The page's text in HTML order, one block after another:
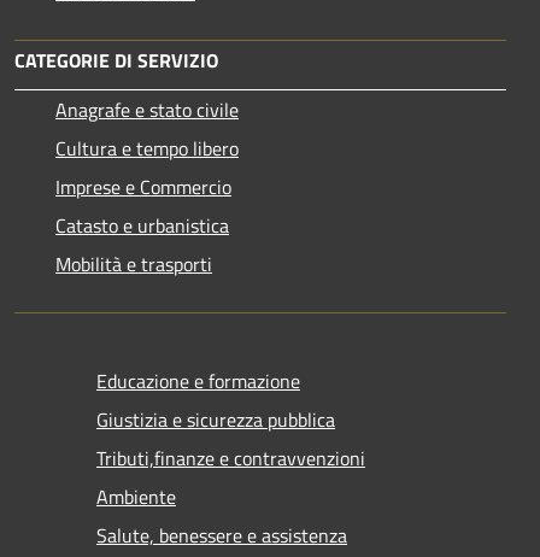
CATEGORIE DI SERVIZIO
Anagrafe e stato civile
Cultura e tempo libero
Imprese e Commercio
Catasto e urbanistica
Mobilità e trasporti
Educazione e formazione
Giustizia e sicurezza pubblica
Tributi,finanze e contravvenzioni
Ambiente
Salute, benessere e assistenza